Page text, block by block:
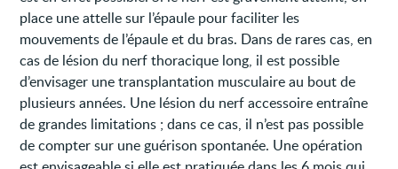
place une attelle sur l’épaule pour faciliter les
mouvements de l’épaule et du bras. Dans de rares cas, en
cas de lésion du nerf thoracique long, il est possible
d’envisager une transplantation musculaire au bout de
plusieurs années. Une lésion du nerf accessoire entraîne
de grandes limitations ; dans ce cas, il n’est pas possible
de compter sur une guérison spontanée. Une opération